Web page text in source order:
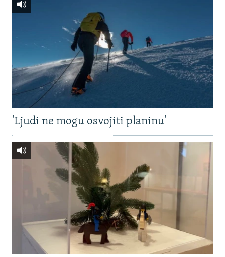
'Ljudi ne mogu osvojiti planinu'